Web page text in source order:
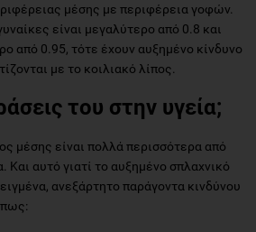
μέσης με περιφέρεια γοφών.
είναι μεγαλύτερο από 0.8 και
από 0.95, τότε έχουν αυξημένο κίνδυνο
με το κοιλιακό λίπος.
του στην υγεία;
μέσης είναι πολλά περισσότερα από
Και αυτό γιατί το αυξημένο σπλαχνικό
ανεξάρτητο παράγοντα κινδύνου